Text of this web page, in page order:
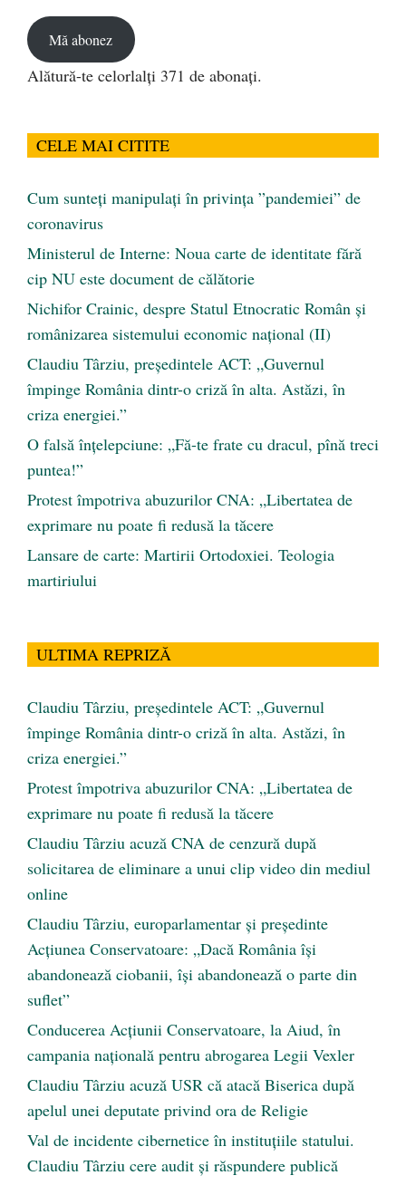
Mă abonez
Alătură-te celorlalți 371 de abonați.
CELE MAI CITITE
Cum sunteți manipulați în privința ”pandemiei” de
coronavirus
Ministerul de Interne: Noua carte de identitate fără
cip NU este document de călătorie
Nichifor Crainic, despre Statul Etnocratic Român şi
românizarea sistemului economic naţional (II)
Claudiu Târziu, președintele ACT: „Guvernul
împinge România dintr-o criză în alta. Astăzi, în
criza energiei.”
O falsă înțelepciune: „Fă-te frate cu dracul, pînă treci
puntea!”
Protest împotriva abuzurilor CNA: „Libertatea de
exprimare nu poate fi redusă la tăcere
Lansare de carte: Martirii Ortodoxiei. Teologia
martiriului
ULTIMA REPRIZĂ
Claudiu Târziu, președintele ACT: „Guvernul
împinge România dintr-o criză în alta. Astăzi, în
criza energiei.”
Protest împotriva abuzurilor CNA: „Libertatea de
exprimare nu poate fi redusă la tăcere
Claudiu Târziu acuză CNA de cenzură după
solicitarea de eliminare a unui clip video din mediul
online
Claudiu Târziu, europarlamentar și președinte
Acțiunea Conservatoare: „Dacă România își
abandonează ciobanii, își abandonează o parte din
suflet”
Conducerea Acțiunii Conservatoare, la Aiud, în
campania națională pentru abrogarea Legii Vexler
Claudiu Târziu acuză USR că atacă Biserica după
apelul unei deputate privind ora de Religie
Val de incidente cibernetice în instituțiile statului.
Claudiu Târziu cere audit și răspundere publică